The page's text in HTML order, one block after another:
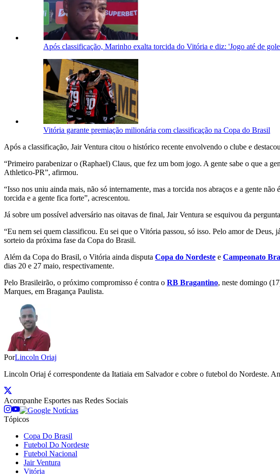
Após classificação, Marinho exalta torcida do Vitória e diz: 'Jogo até de
Vitória garante premiação milionária com classificação na Copa do Brasil
Após a classificação, Jair Ventura citou o histórico recente envolvendo o clube e
“Primeiro parabenizar o (Raphael) Claus, que fez um bom jogo. A gente sabe o que a
Athletico-PR”, afirmou.
“Isso nos uniu ainda mais, não só internamente, mas a torcida nos abraços e a gente
torcida e a gente fica forte”, acrescentou.
Já sobre um possível adversário nas oitavas de final, Jair Ventura se esquivou da
“Eu nem sei quem classificou. Eu sei que o Vitória passou, só isso. Pelo amor de
sorteio da próxima fase da Copa do Brasil.
Além da Copa do Brasil, o Vitória ainda disputa Copa do Nordeste e Campeonato
dias 20 e 27 maio, respectivamente.
Pelo Brasileirão, o próximo compromisso é contra o RB Bragantino, neste domingo
Marques, em Bragança Paulista.
PorLincoln Oriaj
Lincoln Oriaj é correspondente da Itatiaia em Salvador e cobre o futebol do
Acompanhe Esportes nas Redes Sociais
Tópicos
Copa Do Brasil
Futebol Do Nordeste
Futebol Nacional
Jair Ventura
Vitória